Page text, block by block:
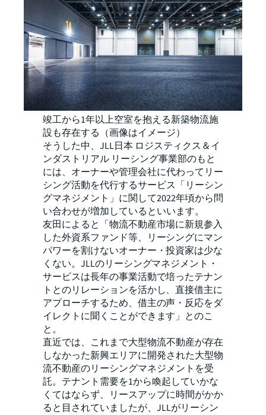
竣工から1年以上空室を抱える新築物流施
設も存在する（画像はイメージ）
そうした中、JLL日本 ロジスティクス＆イ
ンダストリアル リーシング事業部のもと
には、オーナーや管理会社に代わってリー
シング活動を代行するサービス「リーシン
グマネジメント」に関して2022年頃から問
い合わせが増加しているといいます。
友田によると「物流不動産市場に新規参入
した外資系ファンド等、リーシングにマン
パワーを割けないオーナー・投資家は少な
くない。JLLのリーシングマネジメント・
サービスは長年の事業活動で培ったテナン
トとのリレーションを活かし、直接借主に
アプローチするため、借主の声・反応をダ
イレクトに聞くことができます」とのこ
と。
直近では、これまで大型物流不動産が存在
しなかった新興エリアに開発された大型物
流不動産のリーシングマネジメントを受
託。テナント需要を1から喚起していかな
くてはならず、リースアップに時間がかか
ると目されていましたが、JLLがリーシン